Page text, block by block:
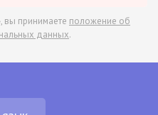
вы принимаете положение об
данных.